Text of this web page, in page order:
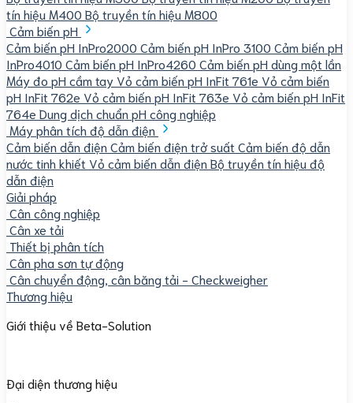
tín hiệu M400 Bộ truyền tín hiệu M800
Cảm biến pH
Cảm biến pH InPro2000 Cảm biến pH InPro 3100 Cảm biến pH
InPro4010 Cảm biến pH InPro4260 Cảm biến pH dùng một lần
Máy đo pH cầm tay Vỏ cảm biến pH InFit 761e Vỏ cảm biến
pH InFit 762e Vỏ cảm biến pH InFit 763e Vỏ cảm biến pH InFit
764e Dung dịch chuẩn pH công nghiệp
Máy phân tích độ dẫn điện
Cảm biến dẫn điện Cảm biến điện trở suất Cảm biến độ dẫn
nước tinh khiết Vỏ cảm biến dẫn điện Bộ truyền tín hiệu độ
dẫn điện
Giải pháp
Cân công nghiệp
Cân xe tải
Thiết bị phân tích
Cân pha sơn tự động
Cân chuyển động, cân băng tải - Checkweigher
Thương hiệu
Giới thiệu về Beta-Solution
Đại diện thương hiệu